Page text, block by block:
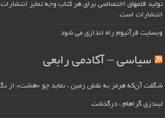
تولید قلمهای اختصاصی برای هر کتاب وجه تمایز
انتشارات است
وبسایت قرآنیوم راه اندازی می شود
سیاسی – آکادمی رابعی
شگفت آن‌که هرمز به نقش زمین ، نماید چو «هشت» از
لیندزی گراهام ، درگذشت